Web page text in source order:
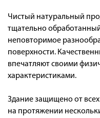
Чистый натуральный
тщательно
неповторимое
поверхности.
впечатляют своими
характеристиками.
Здание защищено от
на протяжении